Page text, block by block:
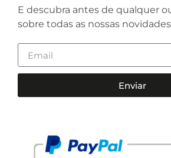
E descubra antes de qualquer
sobre todas as nossas
Enviar